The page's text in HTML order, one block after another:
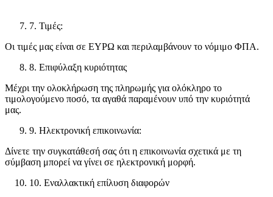
7. Τιμές:
Οι τιμές μας είναι σε ΕΥΡΩ και περιλαμβάνουν το νόμιμο ΦΠΑ.
8. Επιφύλαξη κυριότητας
Μέχρι την ολοκλήρωση της πληρωμής για ολόκληρο το
τιμολογούμενο ποσό, τα αγαθά παραμένουν υπό την κυριότητά
μας.
9. Ηλεκτρονική επικοινωνία:
Δίνετε την συγκατάθεσή σας ότι η επικοινωνία σχετικά με τη
σύμβαση μπορεί να γίνει σε ηλεκτρονική μορφή.
10. Εναλλακτική επίλυση διαφορών